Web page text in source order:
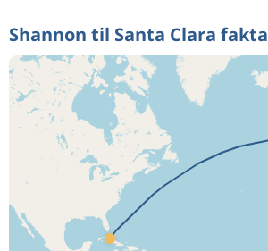
Shannon til Santa Clara fakta